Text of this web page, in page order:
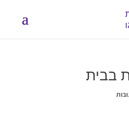
בבית